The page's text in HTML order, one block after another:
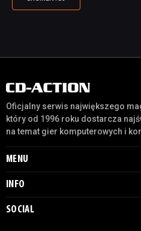
Oficjalny serwis największego
który od 1996 roku dostarcza
na temat gier komputerowych i
MENU
INFO
SOCIAL